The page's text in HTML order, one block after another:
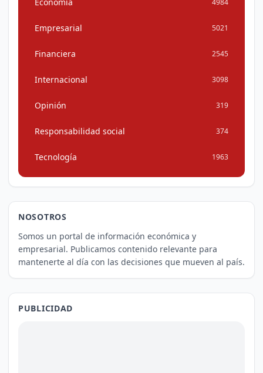
Empresarial 5021
Financiera 2545
Internacional 3098
Opinión 319
Responsabilidad social 374
Tecnología 1963
NOSOTROS
Somos un portal de información económica y
empresarial. Publicamos contenido relevante para
mantenerte al día con las decisiones que mueven al país.
PUBLICIDAD